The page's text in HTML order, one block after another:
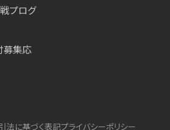
プログ
募集応
法に基づく表記プライバシーポリシー